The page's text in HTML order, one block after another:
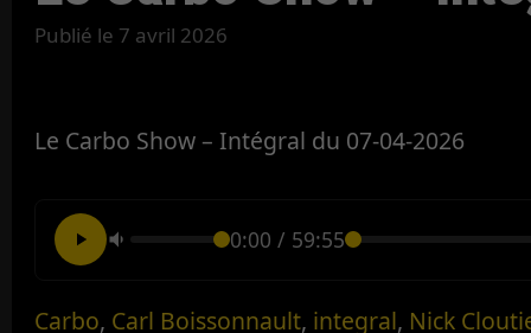
Publié le 7 avril 2026
Le Carbo Show – Intégral du 07-04-2026
0:00 / 59:55
Carbo, Carl Boissonnault, integral, Nick